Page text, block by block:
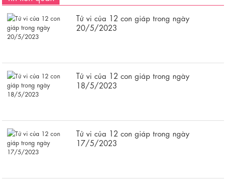
Tử vi của 12 con giáp trong ngày
20/5/2023
Tử vi của 12 con giáp trong ngày
18/5/2023
Tử vi của 12 con giáp trong ngày
17/5/2023